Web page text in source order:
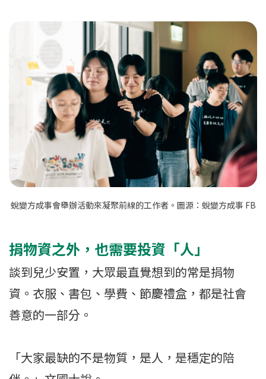
蛻變方成事會舉辦活動來凝聚前線的工作者。圖源：蛻變方成事 FB
捐物資之外，也需要投資「人」
談到兒少安置，大眾最直覺想到的常是捐物
資。衣服、書包、學費、節慶禮盒，都是社會
善意的一部分。
「大家最缺的不是物質，是人，是穩定的陪